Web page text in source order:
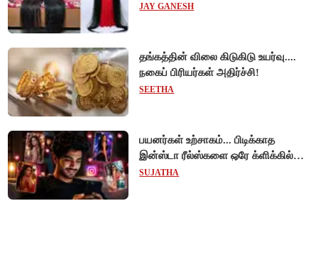
JAY GANESH
தங்கத்தின் விலை கிடுகிடு உயர்வு....
நகைப் பிரியர்கள் அதிர்ச்சி!
SEETHA
பயனர்கள் உற்சாகம்... பிடிக்காத
இன்ஸ்டா ரீல்ஸ்களை ஒரே க்ளிக்கில்
மாற்றியமைக்கலாம்!
SUJATHA